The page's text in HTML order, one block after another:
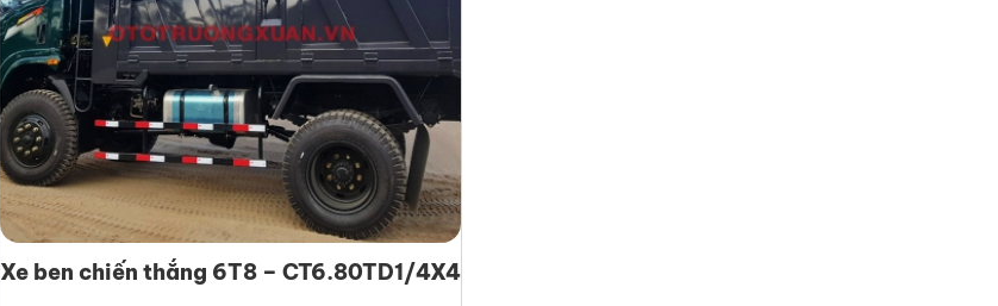
Xe ben chiến thắng 6T8 – CT6.80TD1/4X4